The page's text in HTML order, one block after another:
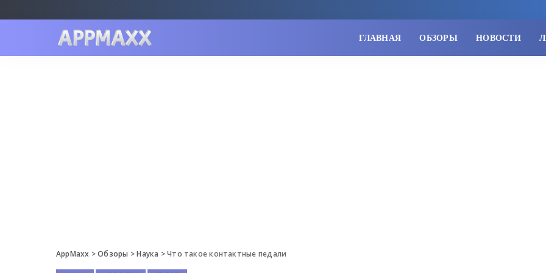
ГЛАВНАЯ ОБЗОРЫ НОВОСТИ
AppMaxx >Обзоры >Наука >Что такое контактные педали